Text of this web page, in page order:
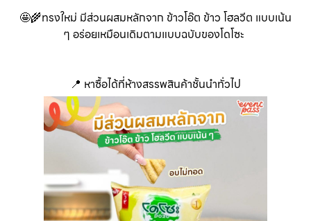
🤩🌾ทรงใหม่ มีส่วนผสมหลักจาก ข้าวโอ๊ต ข้าว โฮลวีต แบบเน้น
ๆ อร่อยเหมือนเดิมตามแบบฉบับของโดโซะ
📍 หาซื้อได้ที่ห้างสรรพสินค้าชั้นนำทั่วไป